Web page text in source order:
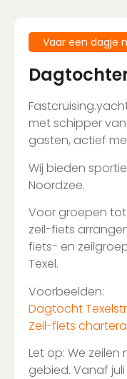
Vaar een dagje
met schipper
gasten, actief
Wij bieden
Noordzee.
Voor groepen tot
zeil-fiets
fiets- en
Texel.
Voorbeelden:
Dagtocht
Zeil-fiets
Let op: We
gebied. Vanaf juli